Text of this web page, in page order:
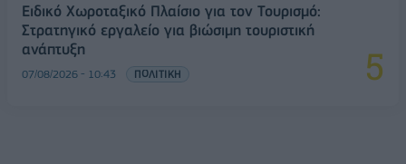
Ειδικό Χωροταξικό Πλαίσιο για τον Τουρισμό:
Στρατηγικό εργαλείο για βιώσιμη τουριστική
ανάπτυξη
07/08/2026 - 10:43 ΠΟΛΙΤΙΚΗ